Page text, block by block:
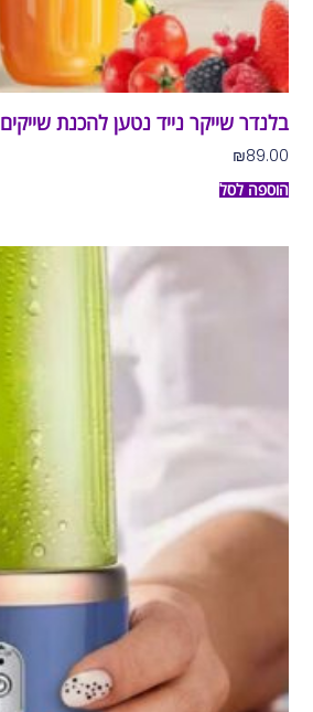
בלנדר שייקר נייד נטען להכנת שייקים 2 כוסות
₪89.00
הוספה לסל